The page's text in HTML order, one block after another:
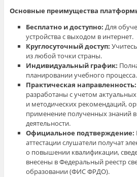
Основные преимущества
Бесплатно и доступно: Для
устройства с выходом в интернет.
Круглосуточный доступ:
из любой точки страны.
Индивидуальный график:
планировании учебного процесса.
Практическая направленность:
разработаны с учетом
и методических рекомендаций,
применение полученных знаний
деятельности.
Официальное подтверждение:
аттестации слушатели получат
о повышении квалификации,
внесены в Федеральный реестр
образовании (ФИС ФРДО).